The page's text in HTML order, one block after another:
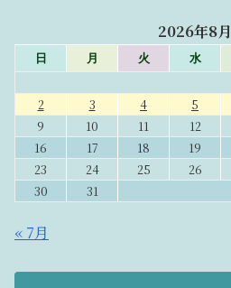
2026年8月
日 月 火 水
2
3 4 5
9
10 11 12
16
17 18 19
23
24 25 26
30
31
« 7月